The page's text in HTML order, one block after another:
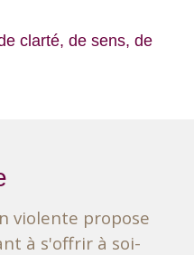
clarté, de sens, de
violente propose
à s'offrir à soi-